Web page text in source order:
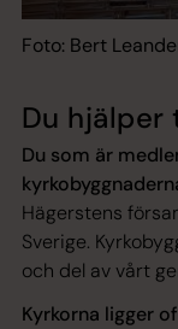
Foto: Bert
Du
Du som är
Hägerstens
Sverige.
och del av vårt
Kyrkorna ligger